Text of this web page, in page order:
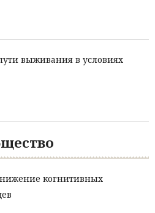
выживания в условиях
когнитивных